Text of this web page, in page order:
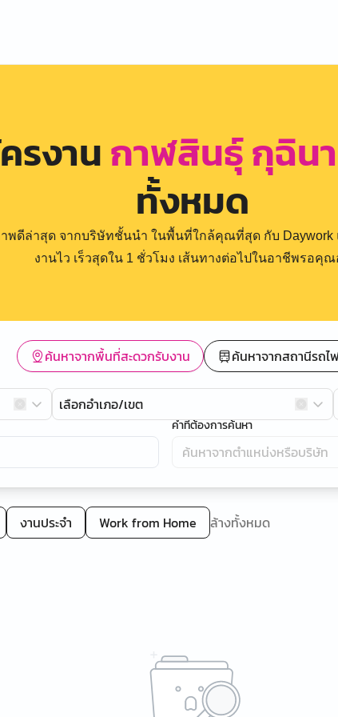
รงานกาฬสินธุ์ กุฉิน
ทั้งหมด
พดีล่าสุด จากบริษัทชั้นนำ ในพื้นที่ใกล้คุณที่สุด กับ
งานไว เร็วสุดใน 1 ชั่วโมง เส้นทางต่อไปในอาชีพรอคุณ
ค้นหาจากพื้นที่สะดวกรับงาน ค้นหาจากสถานีรถไ
เลือกอำเภอ/เขต
คำที่ต้องการค้นหา
งานประจำ Work from Home ล้างทั้งหมด